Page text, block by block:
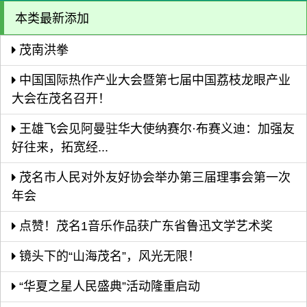
本类最新添加
茂南洪拳
中国国际热作产业大会暨第七届中国荔枝龙眼产业
大会在茂名召开！
王雄飞会见阿曼驻华大使纳赛尔·布赛义迪：加强友
好往来，拓宽经...
茂名市人民对外友好协会举办第三届理事会第一次
年会
点赞！茂名1音乐作品获广东省鲁迅文学艺术奖
镜头下的“山海茂名”，风光无限！
“华夏之星人民盛典”活动隆重启动